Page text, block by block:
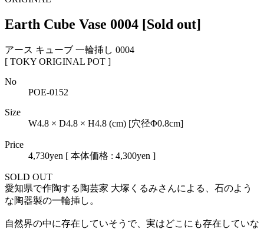
Earth Cube Vase 0004 [Sold out]
アース キューブ 一輪挿し 0004
[ TOKY ORIGINAL POT ]
No
POE-0152
Size
W4.8 × D4.8 × H4.8 (cm) [穴径Φ0.8cm]
Price
4,730yen [ 本体価格 : 4,300yen ]
SOLD OUT
愛知県で作陶する陶芸家 大塚くるみさんによる、石のよう
な陶器製の一輪挿し。
自然界の中に存在していそうで、実はどこにも存在していな